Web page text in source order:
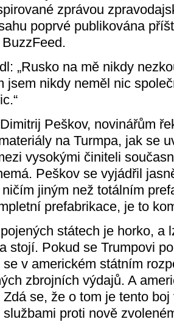
zprávou
poprvé publikována
„Rusko na mě nikdy
jsem nikdy neměl nic
Peškov, novinářům
na Turmpa, jak se
vysokými činiteli
Peškov se vyjádřil
jiným než totálním
prefabrikace, je to
státech je horko, a
stojí. Pokud se Trumpovi
v americkém státním
zbrojních výdajů. A
Zdá se, že o tom je tento
proti nově